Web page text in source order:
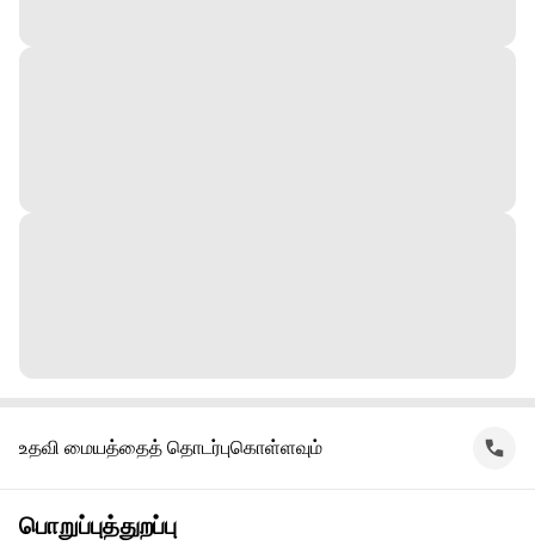
உதவி மையத்தைத் தொடர்புகொள்ளவும்
பொறுப்புத்துறப்பு